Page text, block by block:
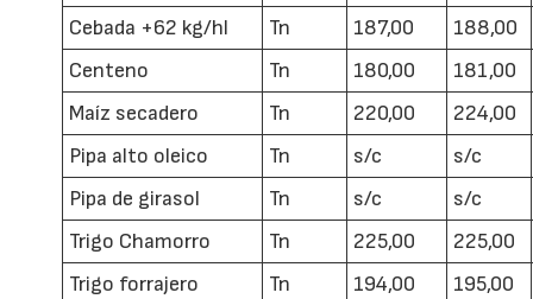
Cebada +62 kg/hl
Tn 187,00
188,00
Centeno
Tn 180,00
181,00
Maíz secadero
Tn 220,00
224,00
Pipa alto oleico
Tn s/c
s/c
Pipa de girasol
Tn s/c
s/c
Trigo Chamorro
Tn 225,00
225,00
Trigo forrajero
Tn 194,00
195,00